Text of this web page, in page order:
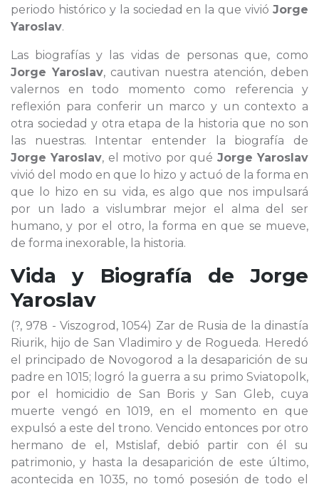
periodo histórico y la sociedad en la que vivió Jorge
Yaroslav.
Las biografías y las vidas de personas que, como
Jorge Yaroslav, cautivan nuestra atención, deben
valernos en todo momento como referencia y
reflexión para conferir un marco y un contexto a
otra sociedad y otra etapa de la historia que no son
las nuestras. Intentar entender la biografía de
Jorge Yaroslav, el motivo por qué Jorge Yaroslav
vivió del modo en que lo hizo y actuó de la forma en
que lo hizo en su vida, es algo que nos impulsará
por un lado a vislumbrar mejor el alma del ser
humano, y por el otro, la forma en que se mueve,
de forma inexorable, la historia.
Vida y Biografía de Jorge
Yaroslav
(?, 978 - Viszogrod, 1054) Zar de Rusia de la dinastía
Riurik, hijo de San Vladimiro y de Rogueda. Heredó
el principado de Novogorod a la desaparición de su
padre en 1015; logró la guerra a su primo Sviatopolk,
por el homicidio de San Boris y San Gleb, cuya
muerte vengó en 1019, en el momento en que
expulsó a este del trono. Vencido entonces por otro
hermano de el, Mstislaf, debió partir con él su
patrimonio, y hasta la desaparición de este último,
acontecida en 1035, no tomó posesión de todo el